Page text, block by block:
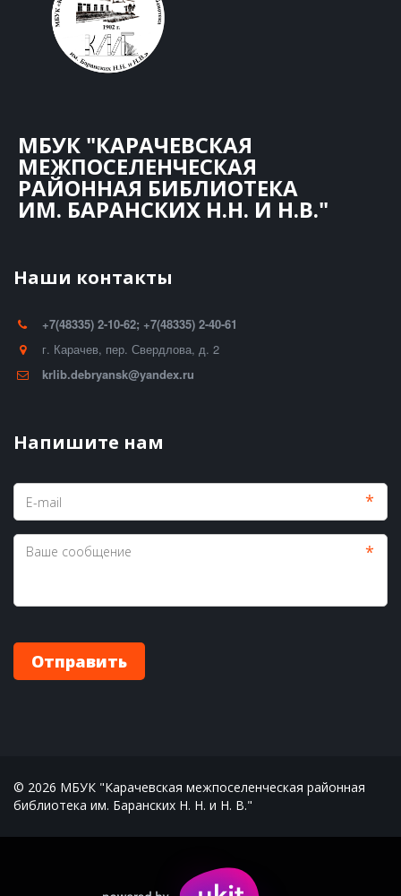
МБУК "КАРАЧЕВСКАЯ
МЕЖПОСЕЛЕНЧЕСКАЯ
РАЙОННАЯ БИБЛИОТЕКА
ИМ. БАРАНСКИХ Н.Н. И Н.В."
Наши контакты
+7(48335) 2-10-62; +7(48335) 2-40-61
г. Карачев, пер. Свердлова, д. 2
krlib.debryansk@yandex.ru
Напишите нам
*
*
Отправить
© 2026 МБУК "Карачевская межпоселенческая районная
библиотека им. Баранских Н. Н. и Н. В."